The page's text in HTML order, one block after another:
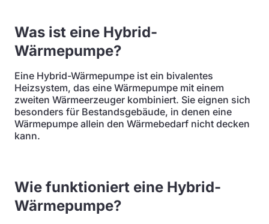
Was ist eine Hybrid-
Wärmepumpe?
Eine Hybrid-Wärmepumpe ist ein bivalentes
Heizsystem, das eine Wärmepumpe mit einem
zweiten Wärmeerzeuger kombiniert. Sie eignen sich
besonders für Bestandsgebäude, in denen eine
Wärmepumpe allein den Wärmebedarf nicht decken
kann.
Wie funktioniert eine Hybrid-
Wärmepumpe?